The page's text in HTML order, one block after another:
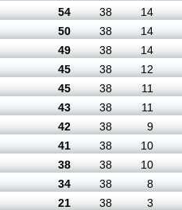
54 38
14
50 38
14
49 38
14
45 38
12
45 38
11
43 38
11
42 38
9
41 38
10
38 38
10
34 38
8
21 38
3